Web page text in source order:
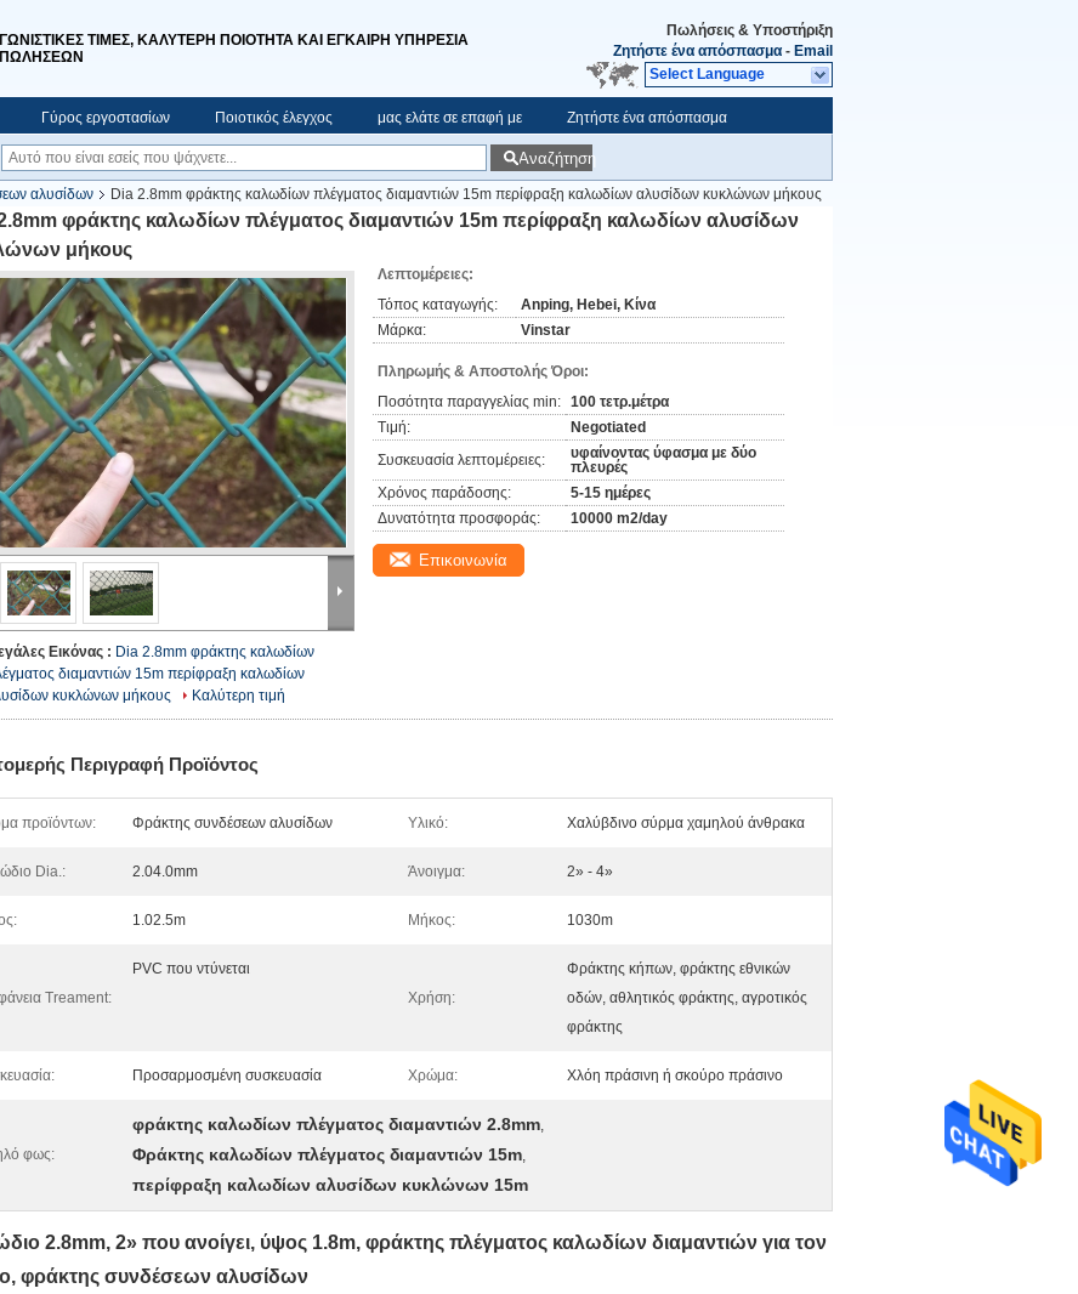
ΤΙΜΕΣ, ΚΑΛΥΤΕΡΗ ΠΟΙΟΤΗΤΑ ΚΑΙ ΕΓΚΑΙΡΗ ΥΠΗΡΕΣΙΑ
Πωλήσεις & Υποστήριξη
Ζητήστε ένα απόσπασμα - Email
Select Language
Γύρος εργοστασίων Ποιοτικός έλεγχος μας ελάτε σε επαφή με Ζητήστε ένα απόσπασμα
Αναζήτηση
αλυσίδων
Dia 2.8mm φράκτης καλωδίων πλέγματος διαμαντιών 15m περίφραξη καλωδίων αλυσίδων κυκλώνων μήκους
φράκτης καλωδίων πλέγματος διαμαντιών 15m περίφραξη καλωδίων αλυσίδων
μήκους
Εικόνας : Dia 2.8mm φράκτης καλωδίων
διαμαντιών 15m περίφραξη καλωδίων
κυκλώνων μήκους
Καλύτερη τιμή
Λεπτομέρειες:
Τόπος καταγωγής:
Anping, Hebei, Κίνα
Μάρκα:
Vinstar
Πληρωμής & Αποστολής Όροι:
Ποσότητα παραγγελίας min: 100 τετρ.μέτρα
Τιμή:
Negotiated
Συσκευασία λεπτομέρειες:
υφαίνοντας ύφασμα με δύο
πλευρές
Χρόνος παράδοσης:
5-15 ημέρες
Δυνατότητα προσφοράς:
10000 m2/day
Επικοινωνία
Περιγραφή Προϊόντος
προϊόντων: Φράκτης συνδέσεων αλυσίδων Υλικό: Χαλύβδινο σύρμα χαμηλού άνθρακα
Dia.: 2.04.0mm Άνοιγμα: 2» - 4»
1.02.5m Μήκος: 1030m
Treament:
PVC που ντύνεται
Χρήση:
Φράκτης κήπων, φράκτης εθνικών
οδών, αθλητικός φράκτης, αγροτικός
φράκτης
Προσαρμοσμένη συσκευασία Χρώμα: Χλόη πράσινη ή σκούρο πράσινο
φως:
φράκτης καλωδίων πλέγματος διαμαντιών 2.8mm,
Φράκτης καλωδίων πλέγματος διαμαντιών 15m,
περίφραξη καλωδίων αλυσίδων κυκλώνων 15m
2.8mm, 2» που ανοίγει, ύψος 1.8m, φράκτης πλέγματος καλωδίων διαμαντιών για τον
φράκτης συνδέσεων αλυσίδων